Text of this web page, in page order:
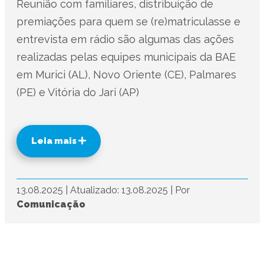
Reunião com familiares, distribuição de
premiações para quem se (re)matriculasse e
entrevista em rádio são algumas das ações
realizadas pelas equipes municipais da BAE
em Murici (AL), Novo Oriente (CE), Palmares
(PE) e Vitória do Jari (AP)
Leia mais
13.08.2025 Atualizado: 13.08.2025
Por
Comunicação